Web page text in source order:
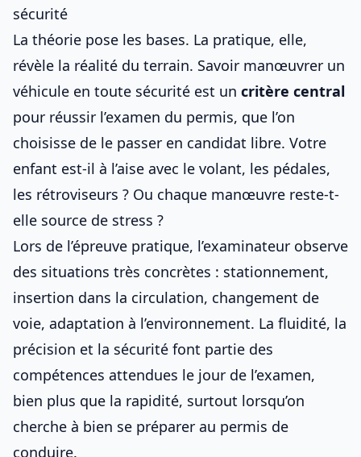
sécurité
La théorie pose les bases. La pratique, elle,
révèle la réalité du terrain. Savoir manœuvrer un
véhicule en toute sécurité est un critère central
pour réussir l’examen du permis, que l’on
choisisse de le passer en candidat libre. Votre
enfant est-il à l’aise avec le volant, les pédales,
les rétroviseurs ? Ou chaque manœuvre reste-t-
elle source de stress ?
Lors de l’épreuve pratique, l’examinateur observe
des situations très concrètes : stationnement,
insertion dans la circulation, changement de
voie, adaptation à l’environnement. La fluidité, la
précision et la sécurité font partie des
compétences attendues le jour de l’examen,
bien plus que la rapidité, surtout lorsqu’on
cherche à bien se préparer au permis de
conduire.